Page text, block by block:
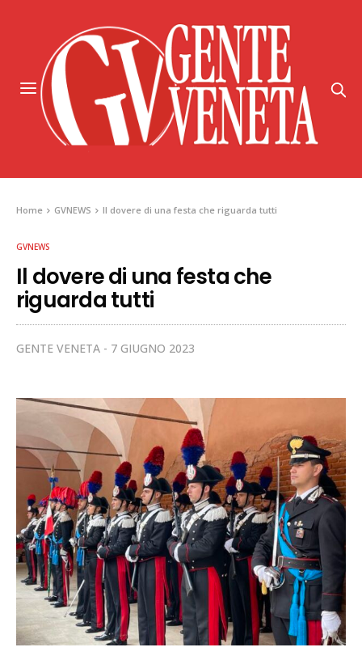
Home GVNEWS Il dovere di una festa che riguarda tutti
GVNEWS
Il dovere di una festa che
riguarda tutti
GENTE VENETA 7 GIUGNO 2023